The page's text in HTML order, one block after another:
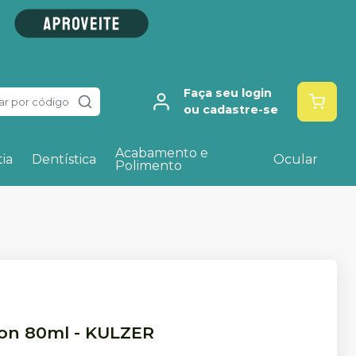
por código
Faça seu login
ou cadastre-se
Dentística
Acabamento e
Polimento
Ocular
80ml - KULZER